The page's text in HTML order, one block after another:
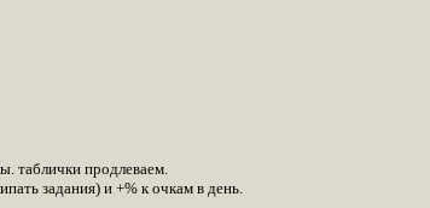
таблички продлеваем.
задания) и +% к очкам в день.